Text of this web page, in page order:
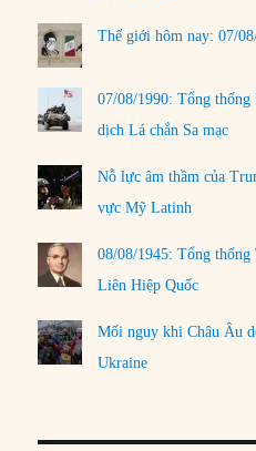
Thế giới hôm nay: 07/
07/08/1990: Tổng thống
dịch Lá chắn Sa mạc
Nỗ lực âm thầm của
vực Mỹ Latinh
08/08/1945: Tổng thống
Liên Hiệp Quốc
Mối nguy khi Châu Âu
Ukraine